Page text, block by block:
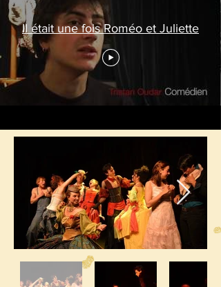
Il était une fois Roméo et Juliette